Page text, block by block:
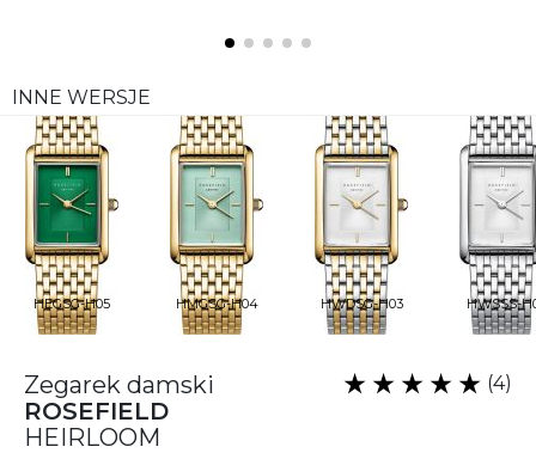
INNE WERSJE
HEGSG-H05 HMGSG-H04 HWDSG-H03 HWSSS-
Zegarek damski
ROSEFIELD
HEIRLOOM
(4)